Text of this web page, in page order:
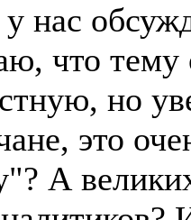
нас
что
но
это
А